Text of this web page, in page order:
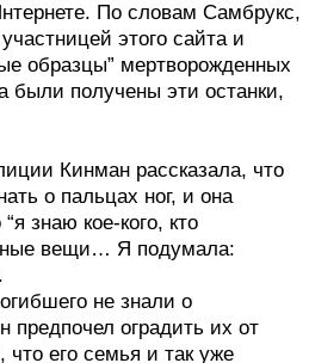
По словам Самбрукс,
этого сайта и
образцы” мертворожденных
были получены эти останки,
Кинман рассказала, что
о пальцах ног, и она
знаю кое-кого, кто
вещи… Я подумала:
не знали о
предпочел оградить их от
что его семья и так уже